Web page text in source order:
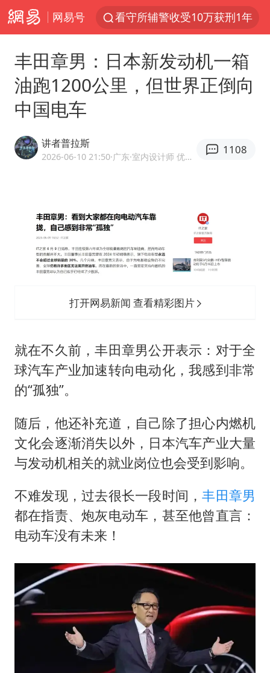
网易号
看守所辅警收受10万获刑1年
陈熠被张本美和连扳三局逆转
李亚鹏向地铁吐血女孩捐99999元
中方回应是否在太平洋海底开采稀土
宇树科技 打新
把党建设得更加坚强有力
41岁女子为鼓励女儿考上985研究生
丰田章男：日本新发动机一箱
油跑1200公里，但世界正倒向
中国电车
讲者普拉斯
2026-06-10 21:50·广东 ·室内设计师 优质汽车领域创作者
1108
打开网易新闻 查看精彩图片
就在不久前，丰田章男公开表示：对于全
球汽车产业加速转向电动化，我感到非常
的“孤独”。
随后，他还补充道，自己除了担心内燃机
文化会逐渐消失以外，日本汽车产业大量
与发动机相关的就业岗位也会受到影响。
不难发现，过去很长一段时间，丰田章男
都在指责、炮灰电动车，甚至他曾直言：
电动车没有未来！